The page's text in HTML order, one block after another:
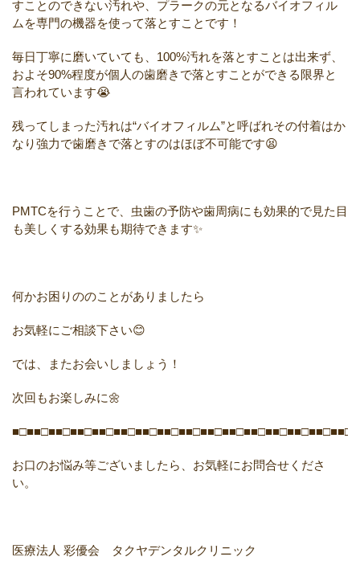
すことのできない汚れや、プラークの元となるバイオフィル
ムを専門の機器を使って落とすことです！
毎日丁寧に磨いていても、 100%汚れを落とすことは出来ず、
およそ90%程度が個人の歯磨きで落とすことができる限界と
言われています😭
残ってしまった汚れは“バイオフィルム”と呼ばれその付着はか
なり強力で歯磨きで落とすのはほぼ不可能です😫
PMTCを行うことで、虫歯の予防や歯周病にも効果的で見た目
も美しく する効果も期待できます✨
何かお困りののことがありましたら
お気軽にご相談下さい😊
では、またお会いしましょう！
次回もお楽しみに🌼
お口のお悩み等ございましたら、お気軽にお問合せくださ
い。
医療法人 彩優会 タクヤデンタルクリニック